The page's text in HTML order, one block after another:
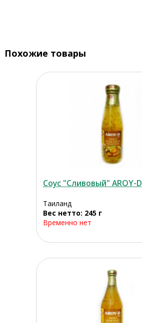
Похожие товары
Соус "Сливовый" AROY-D
Таиланд
Вес нетто: 245 г
Временно нет